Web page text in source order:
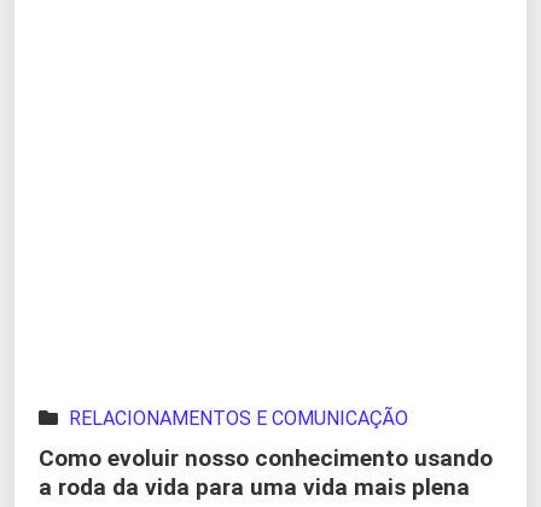
RELACIONAMENTOS E COMUNICAÇÃO
Como evoluir nosso conhecimento usando
a roda da vida para uma vida mais plena